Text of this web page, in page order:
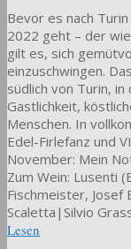
Bevor es nach
2022 geht – der
gilt es, sich
einzuschwingen.
südlich von Turin,
Gastlichkeit,
Menschen. In
Edel-Firlefanz und
November: Mein
Zum Wein: Lusenti
Fischmeister, Josef
Scaletta|Silvio
Lesen